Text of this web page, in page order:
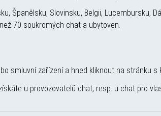
Španělsku, Slovinsku, Belgii, Lucembursku,
70 soukromých chat a ubytoven.
smluvní zařízení a hned kliknout na stránku s
u provozovatelů chat, resp. u chat pro